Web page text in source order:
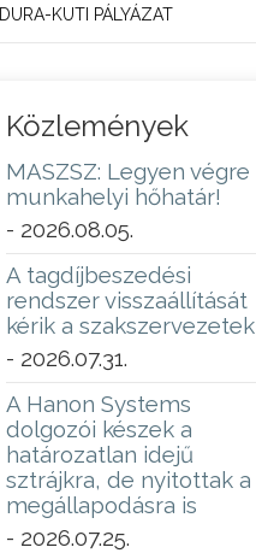
DURA-KUTI PÁLYÁZAT
Közlemények
MASZSZ: Legyen végre
munkahelyi hőhatár!
- 2026.08.05.
A tagdíjbeszedési
rendszer visszaállítását
kérik a szakszervezetek
- 2026.07.31.
A Hanon Systems
dolgozói készek a
határozatlan idejű
sztrájkra, de nyitottak a
megállapodásra is
- 2026.07.25.